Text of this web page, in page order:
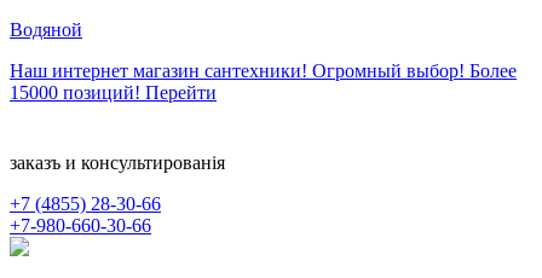
Водяной
Наш интернет магазин сантехники! Огромный выбор! Более
15000 позиций! Перейти
заказъ и консультированiя
+7 (4855) 28-30-66
+7-980-660-30-66